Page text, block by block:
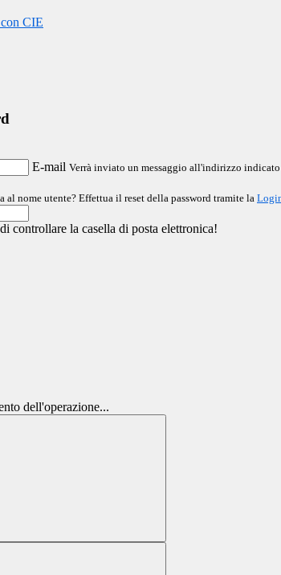
CIE
E-mail Verrà inviato un messaggio all'indirizzo
al nome utente? Effettua il reset della password tramite la
controllare la casella di posta elettronica!
dell'operazione...